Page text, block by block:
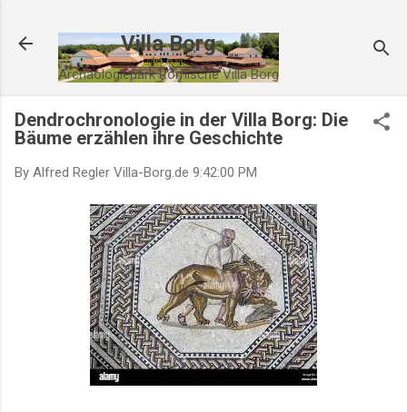
Villa Borg
Archäologiepark Römische Villa Borg
Dendrochronologie in der Villa Borg: Die
Bäume erzählen ihre Geschichte
By Alfred Regler Villa-Borg.de 9:42:00 PM